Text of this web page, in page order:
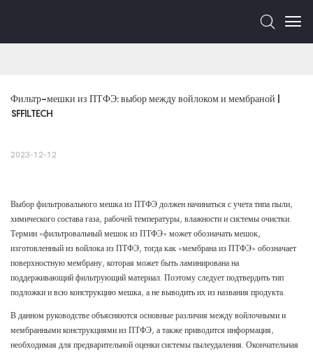
Фильтр-мешки из ПТФЭ: выбор между войлоком и мембраной |
SFFILTECH
2023-12-12
Выбор фильтровального мешка из ПТФЭ должен начинаться с учета типа пыли,
химического состава газа, рабочей температуры, влажности и системы очистки.
Термин «фильтровальный мешок из ПТФЭ» может обозначать мешок,
изготовленный из войлока из ПТФЭ, тогда как «мембрана из ПТФЭ» обозначает
поверхностную мембрану, которая может быть ламинирована на
поддерживающий фильтрующий материал. Поэтому следует подтвердить тип
подложки и всю конструкцию мешка, а не выводить их из названия продукта.
В данном руководстве объясняются основные различия между войлочными и
мембранными конструкциями из ПТФЭ, а также приводится информация,
необходимая для предварительной оценки системы пылеудаления. Окончательная